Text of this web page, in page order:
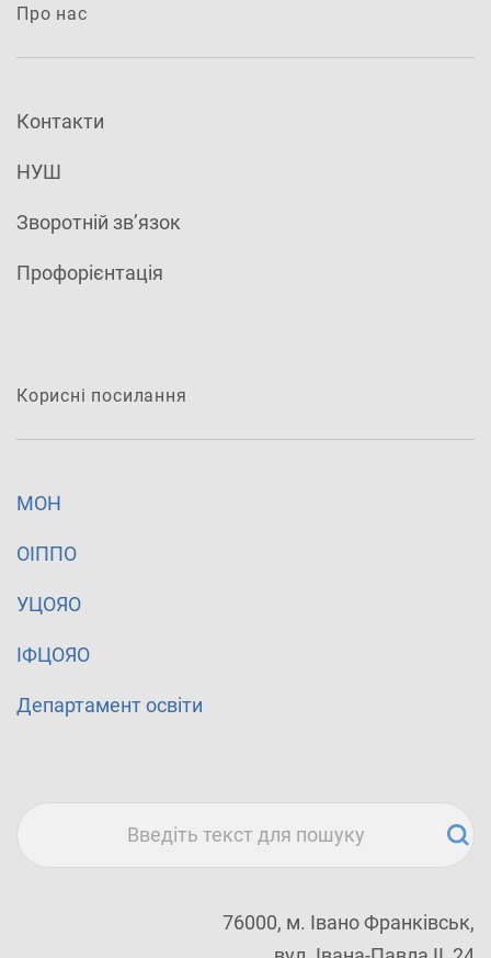
Про нас
Контакти
НУШ
Зворотній зв’язок
Профорієнтація
Корисні посилання
МОН
ОІППО
УЦОЯО
ІФЦОЯО
Департамент освіти
76000, м. Івано Франківськ,